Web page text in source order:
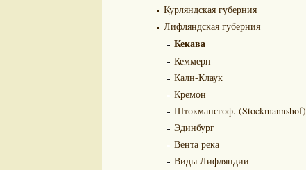
Курляндская губерния
Лифляндская губерния
Кекава
Кеммерн
Калн-Клаук
Кремон
Штокмансгоф. (Stockmannshof)
Эдинбург
Вента река
Виды Лифляндии